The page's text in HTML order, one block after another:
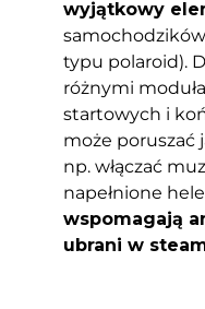
wyjątkowy
typu polaroid).
różnymi
startowych i
może poruszać
np. włączać
napełnione
wspomagają
ubrani w